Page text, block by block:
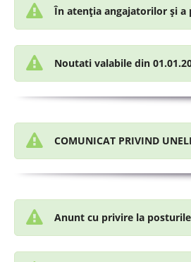
În atenția angajatorilor și a
Noutati valabile din
COMUNICAT PRIVIND
Anunt cu privire la